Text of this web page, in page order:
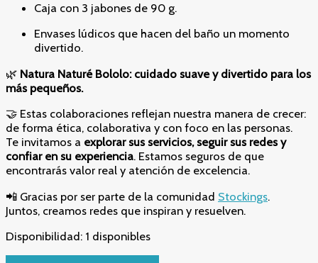
Caja con 3 jabones de 90 g.
Envases lúdicos que hacen del baño un momento
divertido.
🌿 Natura Naturé Bololo: cuidado suave y divertido para los
más pequeños.
🤝 Estas colaboraciones reflejan nuestra manera de crecer:
de forma ética, colaborativa y con foco en las personas.
Te invitamos a explorar sus servicios, seguir sus redes y
confiar en su experiencia. Estamos seguros de que
encontrarás valor real y atención de excelencia.
📲 Gracias por ser parte de la comunidad Stockings.
Juntos, creamos redes que inspiran y resuelven.
Disponibilidad: 1 disponibles